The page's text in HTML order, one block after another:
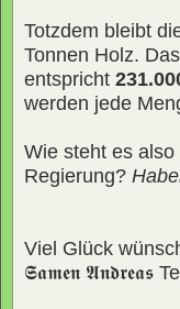
Totzdem bleibt
Tonnen Holz.
entspricht
werden jede
Wie steht es
Regierung?
Viel Glück
𝕾𝖆𝖒𝖊𝖓 𝕬𝖓𝖉𝖗𝖊𝖆𝖘